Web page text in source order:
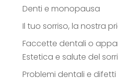
Denti e monopausa
Il tuo sorriso, la nostra
Faccette dentali o
Estetica e salute del
Problemi dentali e